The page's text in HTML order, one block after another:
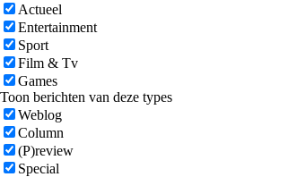
Actueel
Entertainment
Sport
Film & Tv
Games
Toon berichten van deze types
Weblog
Column
(P)review
Special